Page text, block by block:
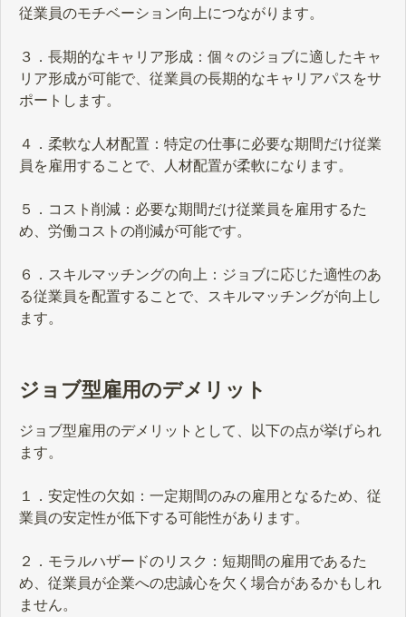
従業員のモチベーション向上につながります。
３．長期的なキャリア形成：個々のジョブに適したキャ
リア形成が可能で、従業員の長期的なキャリアパスをサ
ポートします。
４．柔軟な人材配置：特定の仕事に必要な期間だけ従業
員を雇用することで、人材配置が柔軟になります。
５．コスト削減：必要な期間だけ従業員を雇用するた
め、労働コストの削減が可能です。
６．スキルマッチングの向上：ジョブに応じた適性のあ
る従業員を配置することで、スキルマッチングが向上し
ます。
ジョブ型雇用のデメリット
ジョブ型雇用のデメリットとして、以下の点が挙げられ
ます。
１．安定性の欠如：一定期間のみの雇用となるため、従
業員の安定性が低下する可能性があります。
２．モラルハザードのリスク：短期間の雇用であるた
め、従業員が企業への忠誠心を欠く場合があるかもしれ
ません。